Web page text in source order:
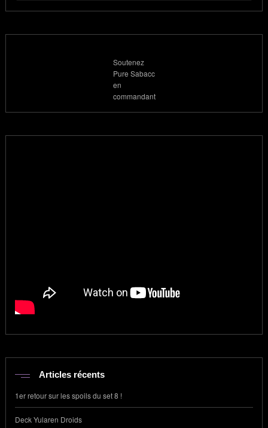
Soutenez
Pure Sabacc
en
commandant
Articles récents
1er retour sur les spoils du set 8 !
Deck Yularen Droids